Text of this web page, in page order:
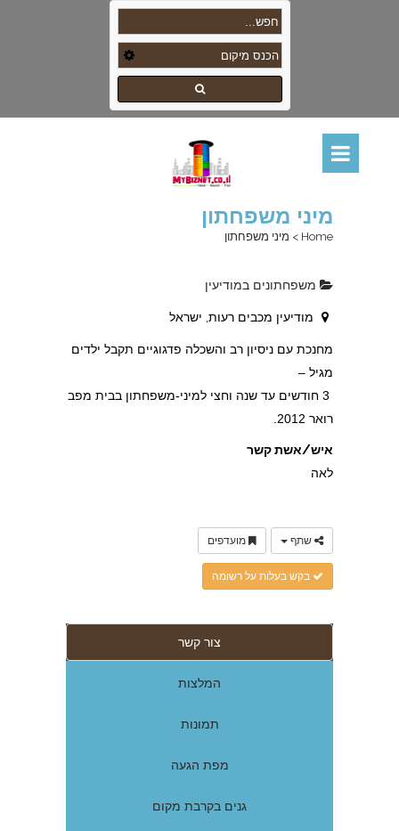
מיני משפחתון
Home
> מיני משפחתון
משפחתונים במודיעין
מודיעין מכבים רעות, ישראל
מחנכת עם ניסיון רב והשכלה פדגוגיים תקבל ילדים
מגיל –
3 חודשים עד שנה וחצי למיני-משפחתון בבית מפב
רואר 2012.
איש/אשת קשר
לאה
שתף מועדפים
בקש בעלות על רשומה
צור קשר
המלצות
תמונות
מפת הגעה
גנים בקרבת מקום